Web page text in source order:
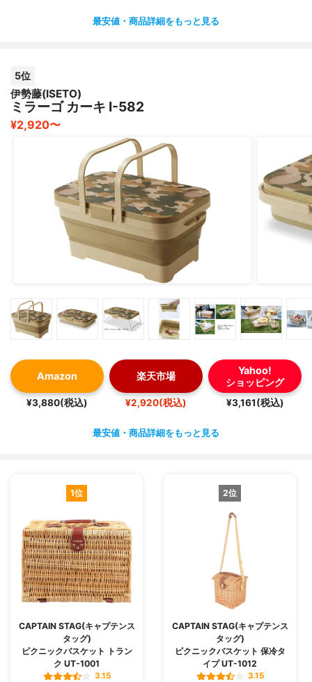
最安値・商品詳細をもっと見る
5位
伊勢藤(ISETO)
ミラーゴ カーキ I-582
¥2,920〜
Amazon
¥3,880(税込)
楽天市場
¥2,920(税込)
Yahoo!
ショッピング
¥3,161(税込)
最安値・商品詳細をもっと見る
1位
CAPTAIN STAG(キャプテンス
タッグ)
ピクニックバスケット トラン
ク UT-1001
3.15
2位
CAPTAIN STAG(キャプテンス
タッグ)
ピクニックバスケット 保冷タ
イプ UT-1012
3.15